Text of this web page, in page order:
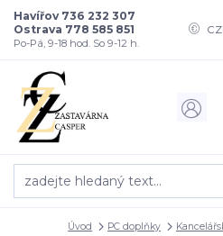
Havířov 736 232 307
Ostrava 778 585 851
Po-Pá, 9-18 hod. So 9-12 h.
Úvod PC doplňky